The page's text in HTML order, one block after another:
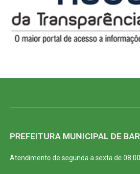
PREFEITURA MUNICIPAL DE
Atendimento de segunda a sexta de